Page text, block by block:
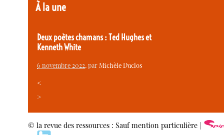
À la une
Deux poètes chamans : Ted Hughes et
Kenneth White
6 novembre 2022, parMichèle Duclos
<
>
© la revue des ressources : Sauf mention particulière |